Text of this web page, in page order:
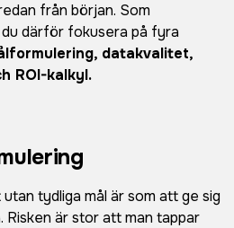
från början. Som
därför fokusera på fyra
datakvalitet,
ROI-kalkyl.
tydliga mål är som att ge sig
Risken är stor att man tappar